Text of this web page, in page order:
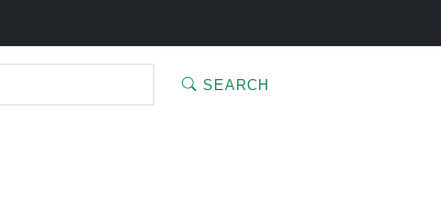
SEARCH